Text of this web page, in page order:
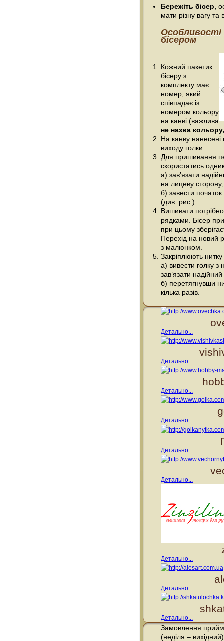
Бережіть бісер,
мати різну вагу та
бісером
Кожний пакетик
бісеру з
комплекту має
номер, який
співпадає із
номером кольору
на канві (важлива
не назва
На канву нанесені
виходу голки.
Для пришивання
скористатись
а) зав’язати
на лицеву сторону;
б) завести початок
(див. рис.).
Вишивати
рядками. Бісер
при цьому
Перехід на новий
з малюнком.
Закріплюють
а) вивести голку з
зав’язати
б) перетягнувши
кілька разів.
Детально...
Детально...
Детально...
Детально...
Детально...
Детально...
Детально...
Детально...
Детально...
Замовлення
(неділя – вихідний)